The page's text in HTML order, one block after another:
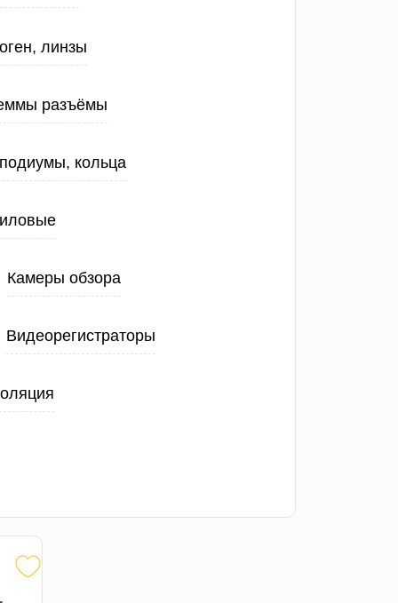
линзы
разъёмы
кольца
Камеры обзора
Видеорегистраторы